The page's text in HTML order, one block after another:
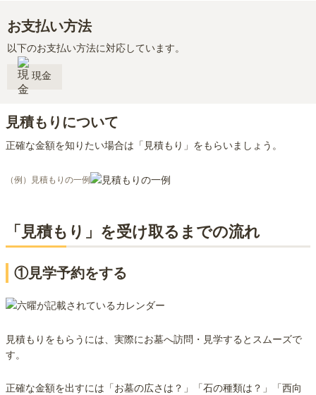
お支払い方法
以下のお支払い方法に対応しています。
現金
見積もりについて
正確な金額を知りたい場合は「見積もり」をもらいましょう。
（例）見積もりの一例
「見積もり」を受け取るまでの流れ
①見学予約をする
見積もりをもらうには、実際にお墓へ訪問・見学するとスムーズで
す。
正確な金額を出すには「お墓の広さは？」「石の種類は？」「西向